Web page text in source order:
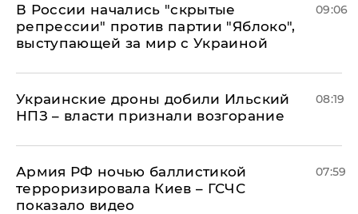
В России начались "скрытые
репрессии" против партии "Яблоко",
выступающей за мир с Украиной
09:06
Украинские дроны добили Ильский
НПЗ – власти признали возгорание
08:19
Армия РФ ночью баллистикой
терроризировала Киев – ГСЧС
показало видео
07:59